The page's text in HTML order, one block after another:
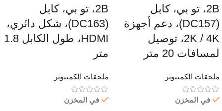
2B، تو بي، كابل
(DC157)، دعم أجهزة
2K / 4K، توصيل
لمسافات 20 متر
ملحقات الكمبيوتر
في المخزن
2B، تو بي، كابل
(DC163)، شكل دائري،
HDMI، طول الكابل 1.8
متر
ملحقات الكمبيوتر
في المخزن